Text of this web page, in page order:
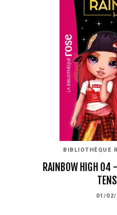
BIBLIOTHÈQUE
RAINBOW HIGH 04
01/